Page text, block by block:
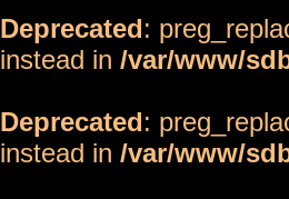
Deprecated:
instead in /var/www/
Deprecated:
instead in /var/www/